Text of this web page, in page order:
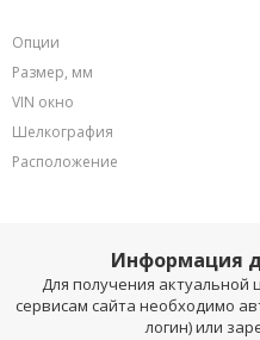
Опции
Размер, мм
VIN окно
Шелкография
Расположение
Информация
Для получения актуальной
сервисам сайта необходимо
логин) или